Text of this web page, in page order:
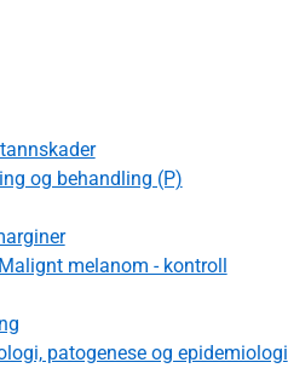
og behandling (P)
Malignt melanom - kontroll
patogenese og epidemiologi